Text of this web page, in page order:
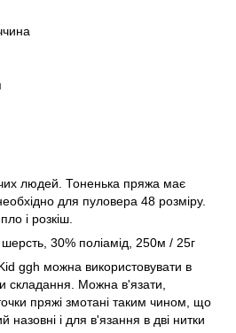
людей. Тоненька пряжа має
для пуловера 48 розміру.
і розкіш.
30% поліамід, 250м / 25г
ggh можна використовувати в
складання. Можна в'язати,
пряжі змотані таким чином, що
назовні і для в'язання в дві нитки